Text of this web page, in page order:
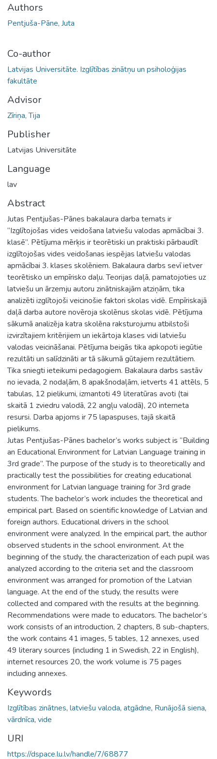
Authors
Pentjuša-Pāne, Juta
Co-author
Latvijas Universitāte. Izglītības zinātņu un psiholoģijas
fakultāte
Advisor
Zīriņa, Tija
Publisher
Latvijas Universitāte
Language
lav
Abstract
Jutas Pentjušas-Pānes bakalaura darba temats ir
“Izglītojošas vides veidošana latviešu valodas apmācībai 3.
klasē”. Pētījuma mērķis ir teorētiski un praktiski pārbaudīt
izglītojošas vides veidošanas iespējas latviešu valodas
apmācībai 3. klases skolēniem. Bakalaura darbs sevī ietver
teorētisko un empīrisko daļu. Teorijas daļā, pamatojoties uz
latviešu un ārzemju autoru zinātniskajām atziņām, tika
analizēti izglītojoši veicinošie faktori skolas vidē. Empīriskajā
daļā darba autore novēroja skolēnus skolas vidē. Pētījuma
sākumā analizēja katra skolēna raksturojumu atbilstoši
izvirzītajiem kritērijiem un iekārtoja klases vidi latviešu
valodas veicināšanai. Pētījuma beigās tika apkopoti iegūtie
rezultāti un salīdzināti ar tā sākumā gūtajiem rezultātiem.
Tika sniegti ieteikumi pedagogiem. Bakalaura darbs sastāv
no ievada, 2 nodaļām, 8 apakšnodaļām, ietverts 41 attēls, 5
tabulas, 12 pielikumi, izmantoti 49 literatūras avoti (tai
skaitā 1 zviedru valodā, 22 angļu valodā), 20 interneta
resursi. Darba apjoms ir 75 lapaspuses, tajā skaitā
pielikums.
Jutas Pentjušas-Pānes bachelor’s works subject is “Building
an Educational Environment for Latvian Language training in
3rd grade”. The purpose of the study is to theoretically and
practically test the possibilities for creating educational
environment for Latvian language training for 3rd grade
students. The bachelor’s work includes the theoretical and
empirical part. Based on scientific knowledge of Latvian and
foreign authors. Educational drivers in the school
environment were analyzed. In the empirical part, the author
observed students in the school environment. At the
beginning of the study, the characterization of each pupil was
analyzed according to the criteria set and the classroom
environment was arranged for promotion of the Latvian
language. At the end of the study, the results were
collected and compared with the results at the beginning.
Recommendations were made to educators. The bachelor’s
work consists of an introduction, 2 chapters, 8 sub-chapters,
the work contains 41 images, 5 tables, 12 annexes, used
49 literary sources (including 1 in Swedish, 22 in English),
internet resources 20, the work volume is 75 pages
including annexes.
Keywords
Izglītības zinātnes, latviešu valoda, atgādne, Runājošā siena,
vārdnīca, vide
URI
https://dspace.lu.lv/handle/7/68877